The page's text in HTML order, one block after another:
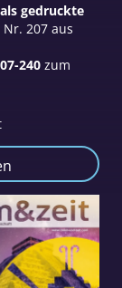
gedruckte
207 aus
240zum
Nach
sortiert